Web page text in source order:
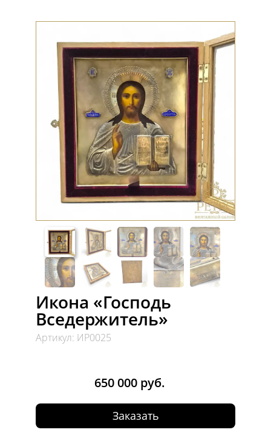
Икона «Господь
Вседержитель»
Артикул: ИР0025
650 000 руб.
Заказать